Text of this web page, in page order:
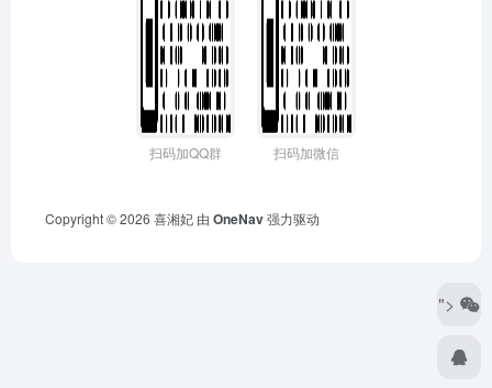
扫码加QQ群 扫码加微信
Copyright © 2026 喜湘妃 由 OneNav强力驱动
">